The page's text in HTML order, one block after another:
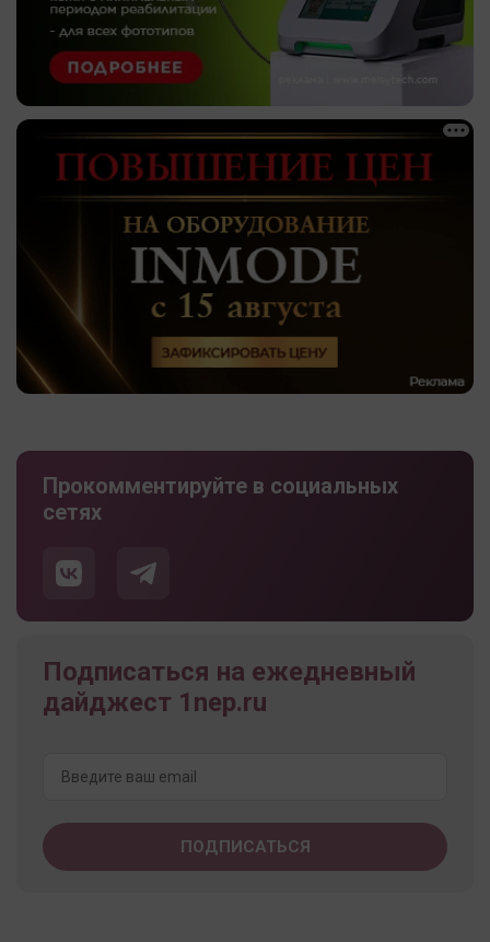
Прокомментируйте в социальных
сетях
Подписаться на ежедневный
дайджест 1nep.ru